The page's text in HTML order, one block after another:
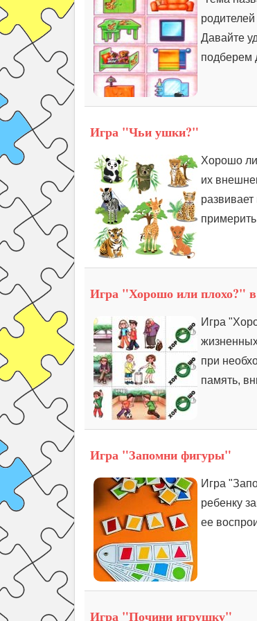
Давайте
подберем
Игра "Чьи ушки?"
Хорошо
их
Игра "Хорошо или плохо?"
Игра
при
память,
Игра "Запомни фигуры"
Игра
ребенку
ее
Игра "Почини игрушку"